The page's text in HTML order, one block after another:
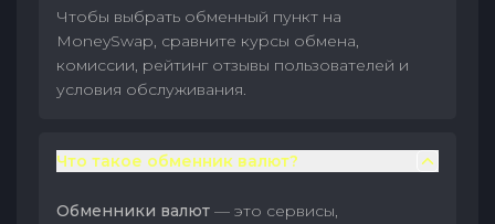
Чтобы выбрать обменный пункт на
MoneySwap, сравните курсы обмена,
комиссии, рейтинг отзывы пользователей и
условия обслуживания.
Что такое обменник валют?
Обменники валют — это сервисы,